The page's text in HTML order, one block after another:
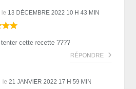
le 13 DÉCEMBRE 2022 10 H 43 MIN
cette recette ????
RÉPONDRE
le 21 JANVIER 2022 17 H 59 MIN